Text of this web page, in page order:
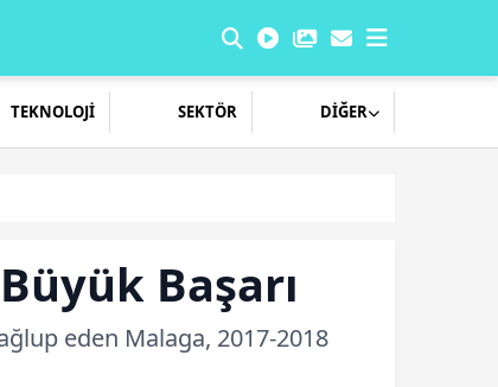
TEKNOLOJİ SEKTÖR DİĞER
Başarı
eden Malaga, 2017-2018